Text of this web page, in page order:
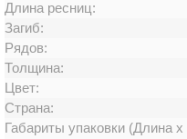
Длина ресниц:
Загиб:
Рядов:
Толщина:
Цвет:
Страна:
Габариты упаковки (Длина х